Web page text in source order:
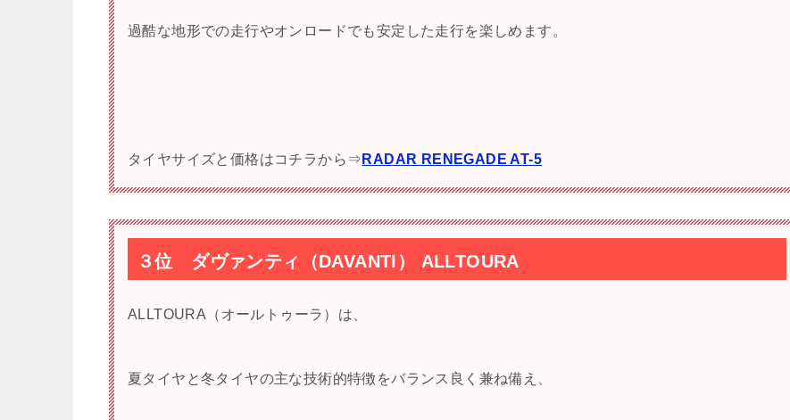
過酷な地形での走行やオンロードでも安定した走行を楽しめます。
タイヤサイズと価格はコチラから⇒ RADAR RENEGADE AT-5
３位 ダヴァンティ（DAVANTI） ALLTOURA
ALLTOURA（オールトゥーラ）は、
夏タイヤと冬タイヤの主な技術的特徴をバランス良く兼ね備え、